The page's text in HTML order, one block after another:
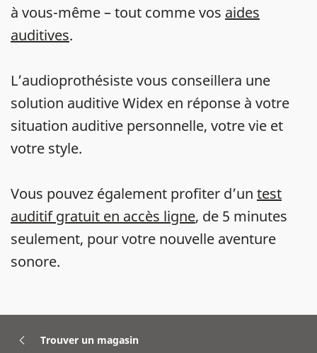
à vous-même – tout comme vos aides
auditives.
L’audioprothésiste vous conseillera une
solution auditive Widex en réponse à votre
situation auditive personnelle, votre vie et
votre style.
Vous pouvez également profiter d’un test
auditif gratuit en accès ligne, de 5 minutes
seulement, pour votre nouvelle aventure
sonore.
Trouver un magasin